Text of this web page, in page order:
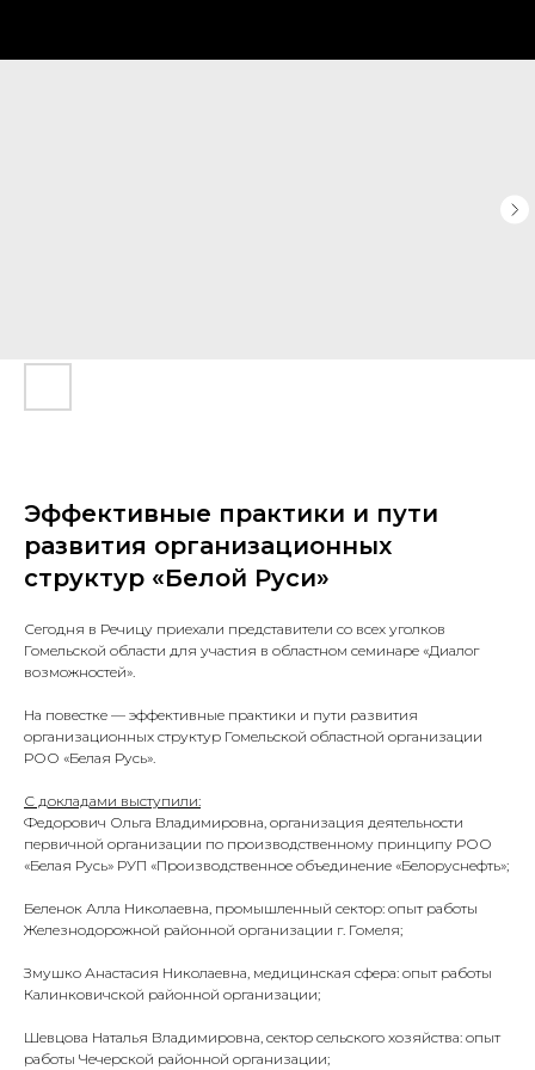
Эффективные практики и пути
развития организационных
структур «Белой Руси»
Сегодня в Речицу приехали представители со всех уголков
Гомельской области для участия в областном семинаре «Диалог
возможностей».
На повестке — эффективные практики и пути развития
организационных структур Гомельской областной организации
РОО «Белая Русь».
С докладами выступили:
Федорович Ольга Владимировна, организация деятельности
первичной организации по производственному принципу РОО
«Белая Русь» РУП «Производственное объединение «Белоруснефть»;
Беленок Алла Николаевна, промышленный сектор: опыт работы
Железнодорожной районной организации г. Гомеля;
Змушко Анастасия Николаевна, медицинская сфера: опыт работы
Калинковичской районной организации;
Шевцова Наталья Владимировна, сектор сельского хозяйства: опыт
работы Чечерской районной организации;